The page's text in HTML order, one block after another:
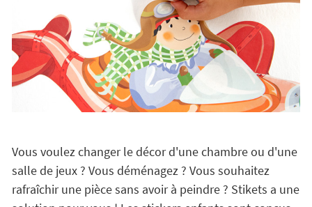
Vous voulez changer le décor d'une chambre ou d'une
salle de jeux ? Vous déménagez ? Vous souhaitez
rafraîchir une pièce sans avoir à peindre ? Stikets a une